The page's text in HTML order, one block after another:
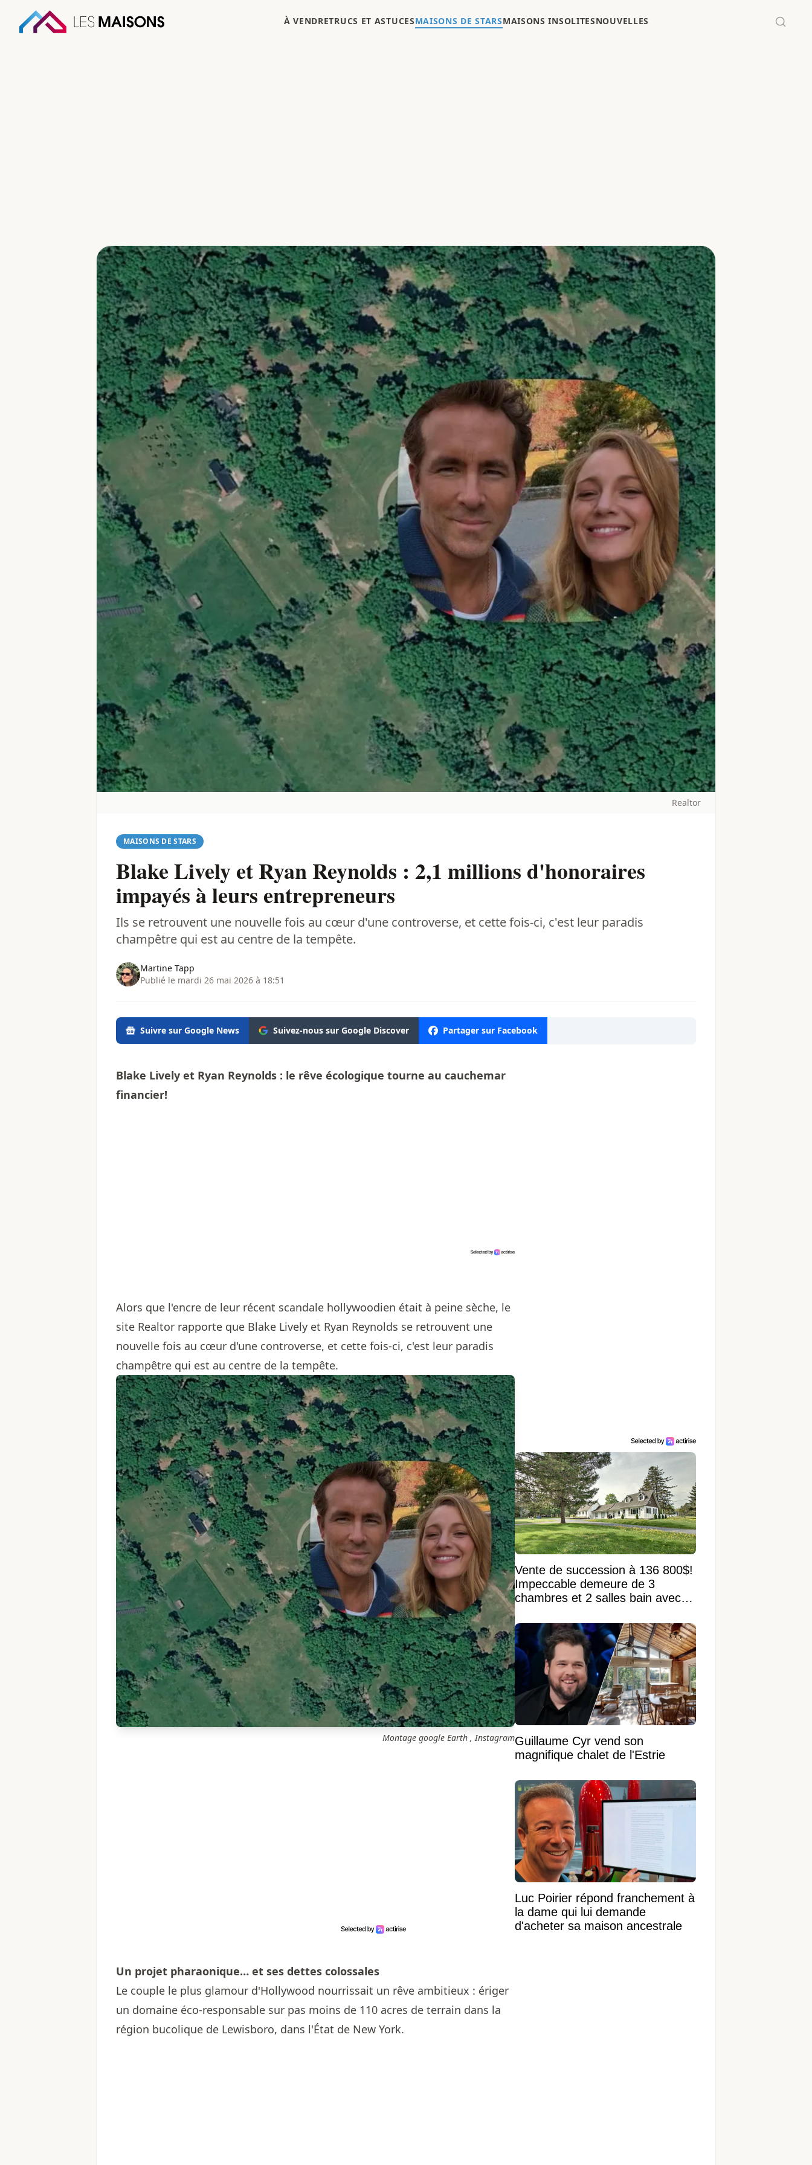
À VENDRETRUCS ET ASTUCESMAISONS DE STARSMAISONS INSOLITESNOUVELLES
Realtor
MAISONS DE STARS
Blake Lively et Ryan Reynolds : 2,1 millions d'honoraires
impayés à leurs entrepreneurs
Ils se retrouvent une nouvelle fois au cœur d'une controverse, et cette fois-ci, c'est leur paradis
champêtre qui est au centre de la tempête.
Martine Tapp
Publié le mardi 26 mai 2026 à 18:51
Suivre sur Google News Suivez-nous sur Google Discover Partager sur Facebook
Blake Lively et Ryan Reynolds : le rêve écologique tourne au cauchemar
financier!
Alors que l'encre de leur récent scandale hollywoodien était à peine sèche, le
site Realtor rapporte que Blake Lively et Ryan Reynolds se retrouvent une
nouvelle fois au cœur d'une controverse, et cette fois-ci, c'est leur paradis
champêtre qui est au centre de la tempête.
Montage google Earth , Instagram
Un projet pharaonique… et ses dettes colossales
Le couple le plus glamour d'Hollywood nourrissait un rêve ambitieux : ériger
un domaine éco-responsable sur pas moins de 110 acres de terrain dans la
région bucolique de Lewisboro, dans l'État de New York.
Vente de succession à 136 800$!
Impeccable demeure de 3
chambres et 2 salles bain avec
Guillaume Cyr vend son
magnifique chalet de l'Estrie
Luc Poirier répond franchement à
la dame qui lui demande
d'acheter sa maison ancestrale